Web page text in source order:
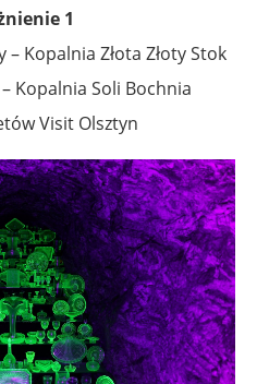
1
Kopalnia Złota Złoty Stok
Kopalnia Soli Bochnia
Visit Olsztyn